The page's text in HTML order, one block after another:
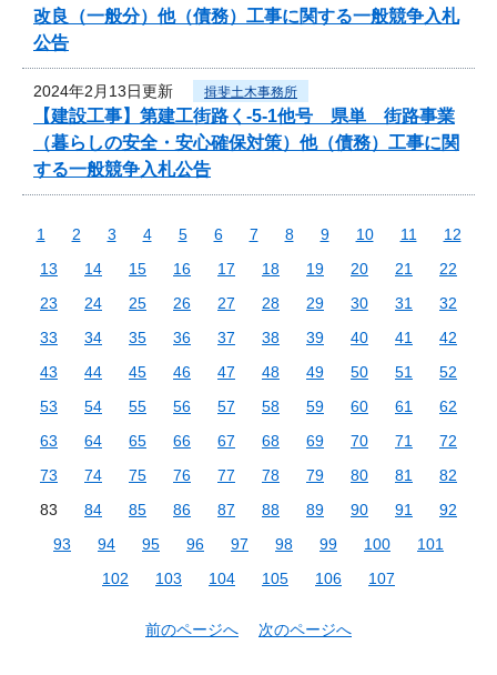
改良（一般分）他（債務）工事に関する一般競争入札
公告
2024年2月13日更新 揖斐土木事務所
【建設工事】第建工街路く-5-1他号 県単 街路事業
（暮らしの安全・安心確保対策）他（債務）工事に関
する一般競争入札公告
1 2 3 4 5 6 7 8 9 10 11
12
13
14 15 16 17 18 19 20 21
22
23
24 25 26 27 28 29 30 31
32
33
34 35 36 37 38 39 40 41
42
43
44 45 46 47 48 49 50 51
52
53
54 55 56 57 58 59 60 61
62
63
64 65 66 67 68 69 70 71
72
73
74 75 76 77 78 79 80 81
82
83
84 85 86 87 88 89 90 91
92
93
94 95 96 97 98 99 100
101
102
103 104 105 106 107
前のページへ 次のページへ